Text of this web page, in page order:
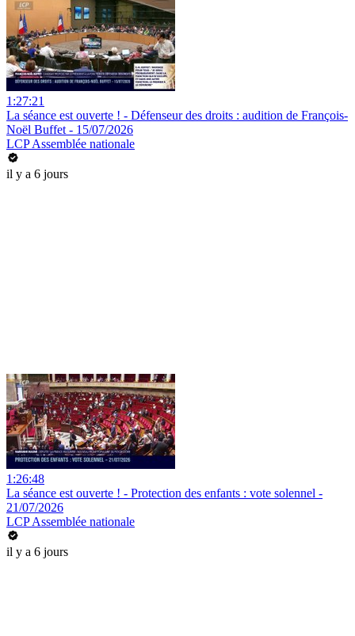
1:27:21
La séance est ouverte ! - Défenseur des droits : audition de François-
Noël Buffet - 15/07/2026
LCP Assemblée nationale
il y a 6 jours
1:26:48
La séance est ouverte ! - Protection des enfants : vote solennel -
21/07/2026
LCP Assemblée nationale
il y a 6 jours